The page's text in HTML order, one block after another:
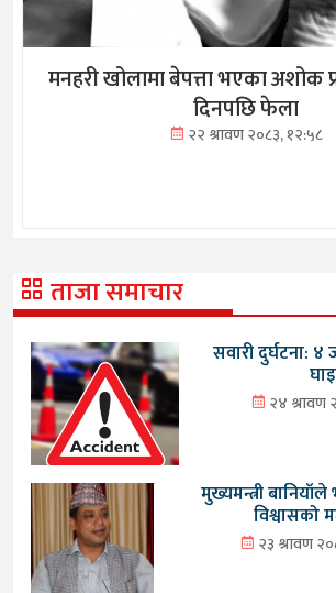
मनहरी खोलामा बेपत्ता भएका अशोक
दिनपछि फेला
२२ श्रावण २०८३, १२:५८
ताजा समाचार
सवारी दुर्घटना:
२४ श्रावण
मुख्यमन्त्री
विश्वासको
२३ श्रावण